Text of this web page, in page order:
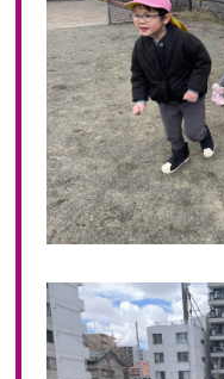
2021年 10月(21)
2021年 09月(20)
2021年 08月(18)
2021年 07月(20)
2021年 06月(22)
2021年 05月(15)
2021年 04月(21)
2021年 02月(18)
2021年 01月(19)
2020